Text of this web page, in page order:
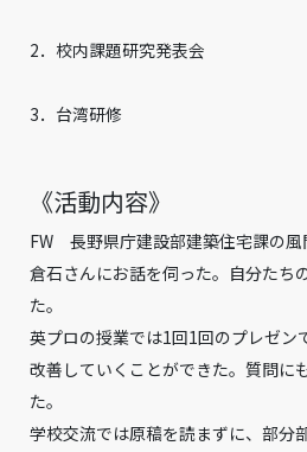
2．校内課題研究発表会
3．台湾研修
《活動内容》
FW 長野県庁建設部建築住宅課の風
倉石さんにお話を伺った。自分たち
た。
英プロの授業では1回1回のプレゼン
改善していくことができた。質問に
た。
学校交流では原稿を読まずに、部分